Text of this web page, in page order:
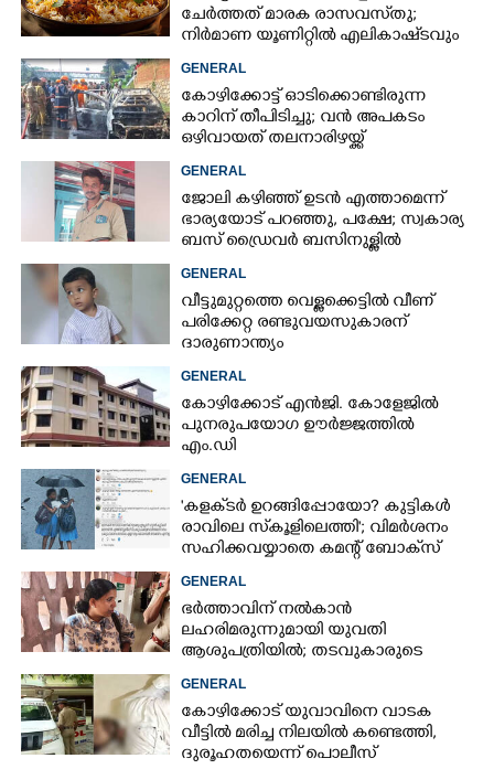
ചേർത്തത് മാരക രാസവസ്‌തു;
നിർമാണ യൂണിറ്റിൽ എലികാഷ്‌ടവും
കുപ്പിച്ചില്ലും
GENERAL
കോഴിക്കോട്ട് ഓടിക്കൊണ്ടിരുന്ന
കാറിന് തീപിടിച്ചു; വൻ അപകടം
ഒഴിവായത് തലനാരിഴയ്ക്ക്
GENERAL
ജോലി കഴിഞ്ഞ് ഉടൻ എത്താമെന്ന്
ഭാര്യയോട് പറഞ്ഞു, പക്ഷേ; സ്വകാര്യ
ബസ് ഡ്രൈവ‌ർ ബസിനുള്ളിൽ
തൂങ്ങിമരിച്ച നിലയിൽ
GENERAL
വീട്ടുമുറ്റത്തെ വെള്ളക്കെട്ടിൽ വീണ്
പരിക്കേറ്റ രണ്ടുവയസുകാരന്
ദാരുണാന്ത്യം
GENERAL
കോഴിക്കോട് എൻജി. കോളേജിൽ
പുനരുപയോഗ ഊർജ്ജത്തിൽ
എം.ഡി
GENERAL
'കളക്‌ടർ ഉറങ്ങിപ്പോയോ? കുട്ടികൾ
രാവിലെ സ്‌കൂളിലെത്തി'; വിമർശനം
സഹിക്കവയ്യാതെ കമന്റ് ബോക്‌സ്
പൂട്ടി കോഴിക്കോട് കളക്‌ടർ
GENERAL
ഭർത്താവിന് നൽകാൻ
ലഹരിമരുന്നുമായി യുവതി
ആശുപത്രിയിൽ; തടവുകാരുടെ
കയ്യിൽ കൊടുത്തുവിടാൻ പദ്ധതി
GENERAL
കോഴിക്കോട് യുവാവിനെ വാടക
വീട്ടിൽ മരിച്ച നിലയിൽ കണ്ടെത്തി,
ദുരൂഹതയെന്ന് പൊലീസ്